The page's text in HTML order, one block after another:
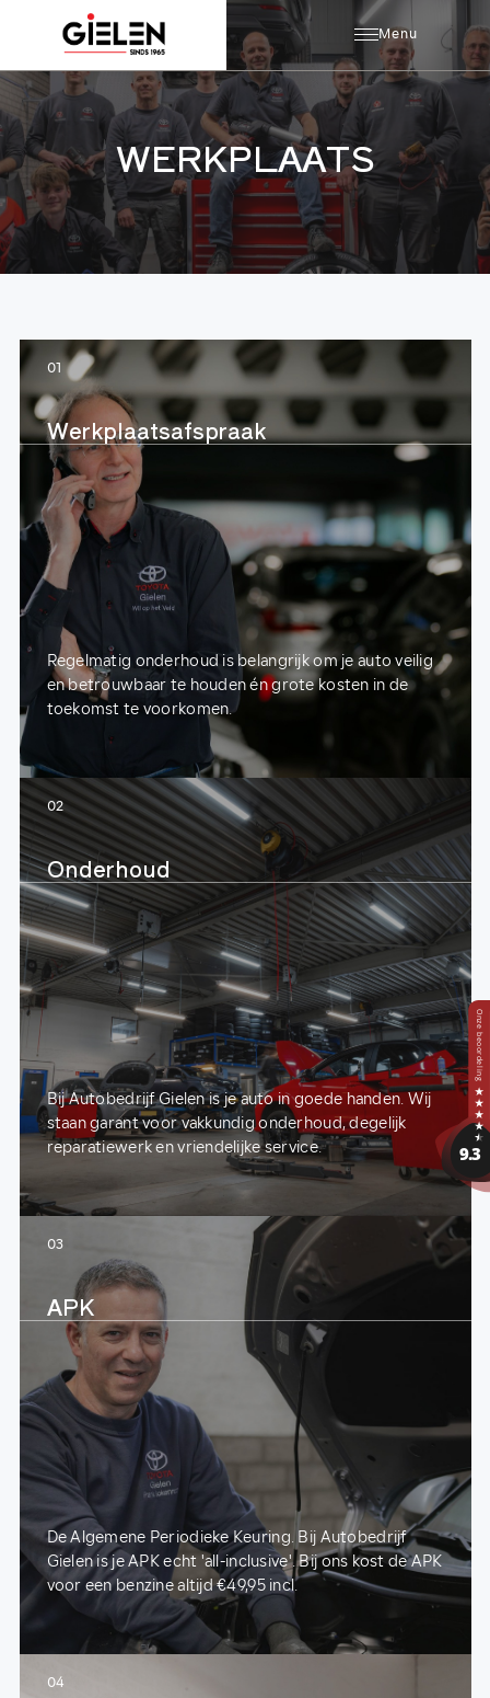
Menu
WERKPLAATS
01
Werkplaatsafspraak
Regelmatig onderhoud is belangrijk om je auto veilig
en betrouwbaar te houden én grote kosten in de
toekomst te voorkomen.
02
Onderhoud
Bij Autobedrijf Gielen is je auto in goede handen. Wij
staan garant voor vakkundig onderhoud, degelijk
reparatiewerk en vriendelijke service.
03
APK
De Algemene Periodieke Keuring. Bij Autobedrijf
Gielen is je APK echt 'all-inclusive'. Bij ons kost de APK
voor een benzine altijd €49,95 incl.
04